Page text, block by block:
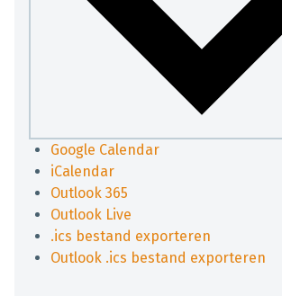
Google Calendar
iCalendar
Outlook 365
Outlook Live
.ics bestand exporteren
Outlook .ics bestand exporteren